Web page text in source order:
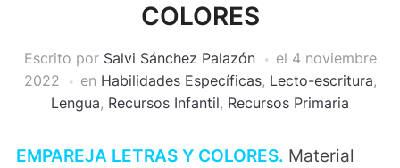
COLORES
Escrito por Salvi Sánchez Palazón el 4 noviembre
2022
en Habilidades Específicas, Lecto-escritura,
Lengua, Recursos Infantil, Recursos Primaria
EMPAREJA LETRAS Y COLORES. Material